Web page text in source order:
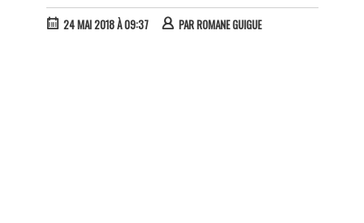
24 MAI 2018 À 09:37 PARROMANE GUIGUE